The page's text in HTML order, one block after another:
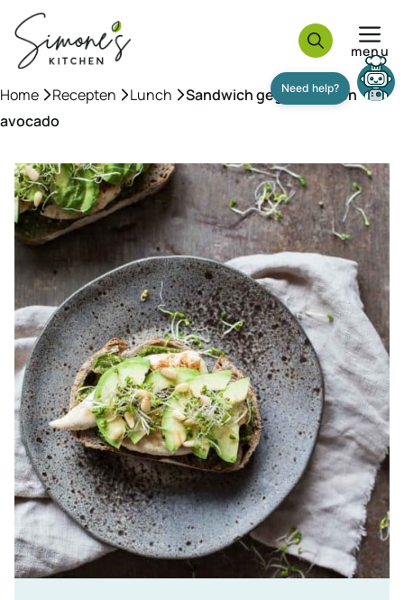
naar
inhoud
menu
Home »Recepten »Lunch »Sandwich gegrilde kip en
avocado